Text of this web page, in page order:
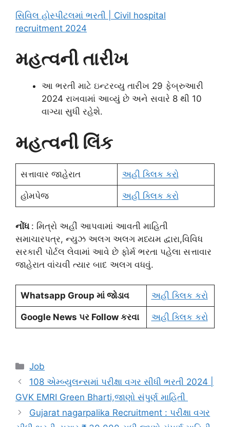
સિવિલ હોસ્પીટલમાં ભરતી | Civil hospital
recruitment 2024
મહત્વની તારીખ
આ ભરતી માટે ઇન્ટરવ્યુ તારીખ 29 ફેબ્રુઆરી
2024 રાખવામાં આવ્યું છે અને સવારે 8 થી 10
વાગ્યા સુધી રહેશે.
મહત્વની લિંક
સત્તાવાર જાહેરાત અહી ક્લિક કરો
હોમપેજ અહી ક્લિક કરો
નોંધ : મિત્રો અહીં આપવામાં આવતી માહિતી
સમાચારપત્ર, ન્યુઝ અલગ અલગ મધ્યમ દ્વારા,વિવિધ
સરકારી પોર્ટલ લેવામાં આવે છે ફોર્મ ભરતા પહેલા સત્તાવાર
જાહેરાત વાંચવી ત્યાર બાદ અલગ વધવું.
Whatsapp Group માં જોડાવ અહી ક્લિક કરો
Google News પર Follow કરવા અહી ક્લિક કરો
Categories
Job
108 એમ્બ્યુલન્સમાં પરીક્ષા વગર સીધી ભરતી 2024 |
GVK EMRI Green Bharti,જાણો સંપુર્ણ માહિતી
Gujarat nagarpalika Recruitment : પરીક્ષા વગર